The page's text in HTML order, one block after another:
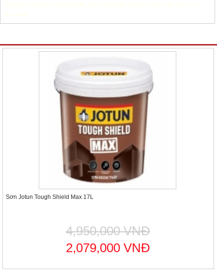
sửa tivi lcd sửa tivi led sửa tivi tại nhà sửa tivi tại Hà Nội sua tivi lcd sua tivi led
sua tivi tai
nha
sua tivi
Sơn Jotun Tough Shield Max 17L
4,950,000 VNĐ
2,079,000 VNĐ